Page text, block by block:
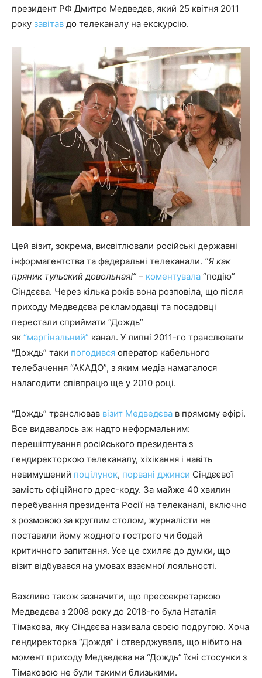
президент РФ Дмитро Медведєв, який 25 квітня 2011
року завітав до телеканалу на екскурсію.
Цей візит, зокрема, висвітлювали російські державні
інформагентства та федеральні телеканали. “Я как
пряник тульский довольная!” – коментувала “подію”
Сіндєєва. Через кілька років вона розповіла, що після
приходу Медведєва рекламодавці та посадовці
перестали сприймати “Дождь”
як “маргінальний” канал. У липні 2011-го транслювати
“Дождь” таки погодився оператор кабельного
телебачення “АКАДО”, з яким медіа намагалося
налагодити співпрацю ще у 2010 році.
“Дождь” транслював візит Медведєва в прямому ефірі.
Все видавалось аж надто неформальним:
перешіптування російського президента з
гендиректоркою телеканалу, хіхікання і навіть
невимушений поцілунок, порвані джинси Сіндєєвої
замість офіційного дрес-коду. За майже 40 хвилин
перебування президента Росії на телеканалі, включно
з розмовою за круглим столом, журналісти не
поставили йому жодного гострого чи бодай
критичного запитання. Усе це схиляє до думки, що
візит відбувався на умовах взаємної лояльності.
Важливо також зазначити, що прессекретаркою
Медведєва з 2008 року до 2018-го була Наталія
Тімакова, яку Сіндєєва називала своєю подругою. Хоча
гендиректорка “Дождя” і стверджувала, що нібито на
момент приходу Медведєва на “Дождь” їхні стосунки з
Тімаковою не були такими близькими.